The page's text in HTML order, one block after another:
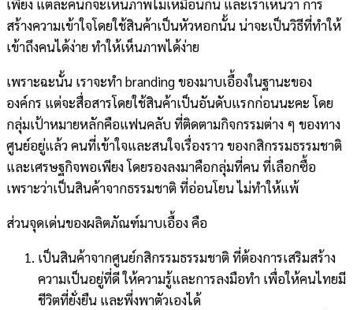
เพียง แต่ละคนก็จะเห็นภาพไม่เหมือนกัน และเราเห็นว่า การ
สร้างความเข้าใจโดยใช้สินค้าเป็นหัวหอกนั้น น่าจะเป็นวิธีที่ทำให้
เข้าถึงคนได้ง่าย ทำให้เห็นภาพได้ง่าย
เพราะฉะนั้น เราจะทำ branding ของมาบเอื้องในฐานะของ
องค์กร แต่จะสื่อสารโดยใช้สินค้าเป็นอันดับแรกก่อนนะคะ โดย
กลุ่มเป้าหมายหลักคือแฟนคลับ ที่ติดตามกิจกรรมต่าง ๆ ของทาง
ศูนย์อยู่แล้ว คนที่เข้าใจและสนใจเรื่องราว ของกสิกรรมธรรมชาติ
และเศรษฐกิจพอเพียง โดยรองลงมาคือกลุ่มที่คน ที่เลือกซื้อ
เพราะว่าเป็นสินค้าจากธรรมชาติ ที่อ่อนโยน ไม่ทำให้แพ้
ส่วนจุดเด่นของผลิตภัณฑ์มาบเอื้อง คือ
เป็นสินค้าจากศูนย์กสิกรรมธรรมชาติ ที่ต้องการเสริมสร้าง
ความเป็นอยู่ที่ดี ให้ความรู้และการลงมือทำ เพื่อให้คนไทยมี
ชีวิตที่ยั่งยืน และพึ่งพาตัวเองได้